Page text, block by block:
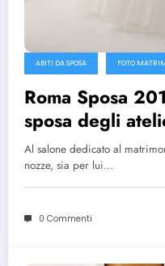
ABITI DA SPOSA FOTO
Roma Sposa
sposa degli
Al salone dedicato al
nozze, sia per lui…
0 Commenti